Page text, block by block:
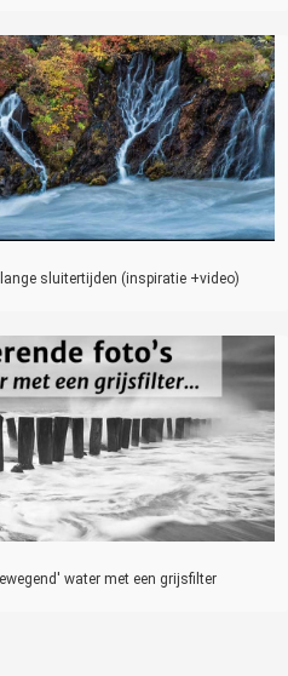
sluitertijden (inspiratie +video)
water met een grijsfilter